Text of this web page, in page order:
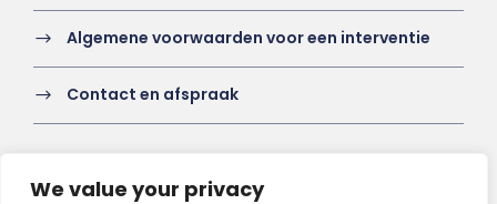
We value your privacy
Algemene voorwaarden voor een interventie
Contact en afspraak